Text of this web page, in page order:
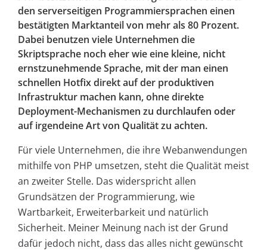
den serverseitigen Programmiersprachen einen
bestätigten Marktanteil von mehr als 80 Prozent.
Dabei benutzen viele Unternehmen die
Skriptsprache noch eher wie eine kleine, nicht
ernstzunehmende Sprache, mit der man einen
schnellen Hotfix direkt auf der produktiven
Infrastruktur machen kann, ohne direkte
Deployment-Mechanismen zu durchlaufen oder
auf irgendeine Art von Qualität zu achten.
Für viele Unternehmen, die ihre Webanwendungen
mithilfe von PHP umsetzen, steht die Qualität meist
an zweiter Stelle. Das widerspricht allen
Grundsätzen der Programmierung, wie
Wartbarkeit, Erweiterbarkeit und natürlich
Sicherheit. Meiner Meinung nach ist der Grund
dafür jedoch nicht, dass das alles nicht gewünscht